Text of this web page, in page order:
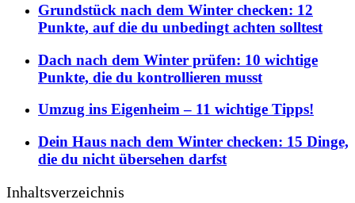
Grundstück nach dem Winter checken: 12
Punkte, auf die du unbedingt achten solltest
Dach nach dem Winter prüfen: 10 wichtige
Punkte, die du kontrollieren musst
Umzug ins Eigenheim – 11 wichtige Tipps!
Dein Haus nach dem Winter checken: 15 Dinge,
die du nicht übersehen darfst
Inhaltsverzeichnis